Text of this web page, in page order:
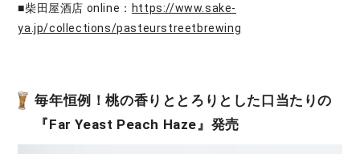
■柴田屋酒店 online： https://www.sake-
ya.jp/collections/pasteurstreetbrewing
毎年恒例！桃の香りととろりとした口当たりの
『Far Yeast Peach Haze』発売